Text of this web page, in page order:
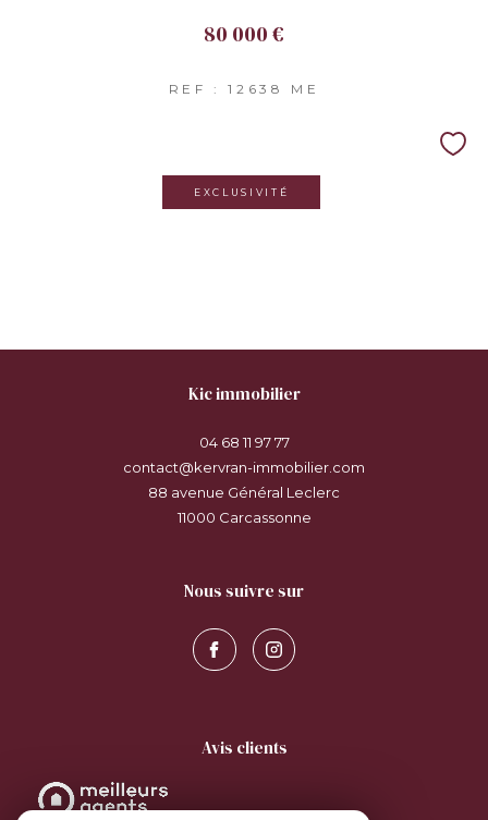
80 000 €
REF : 12638 ME
EXCLUSIVITÉ
kic immobilier
04 68 11 97 77
contact@kervran-immobilier.com
88 avenue Général Leclerc
11000
carcassonne
nous suivre sur
avis clients